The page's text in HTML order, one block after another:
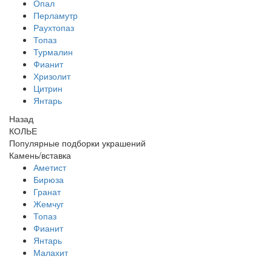
Опал
Перламутр
Раухтопаз
Топаз
Турмалин
Фианит
Хризолит
Цитрин
Янтарь
Назад
КОЛЬЕ
Популярные подборки украшений
Камень/вставка
Аметист
Бирюза
Гранат
Жемчуг
Топаз
Фианит
Янтарь
Малахит